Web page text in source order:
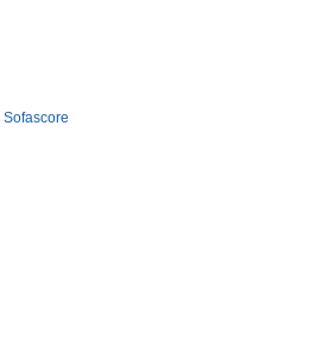
Sofascore